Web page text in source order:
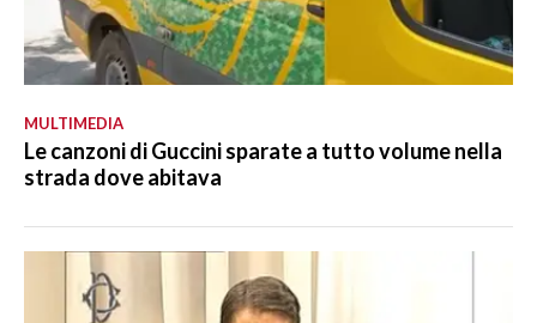
MULTIMEDIA
Le canzoni di Guccini sparate a tutto volume nella
strada dove abitava